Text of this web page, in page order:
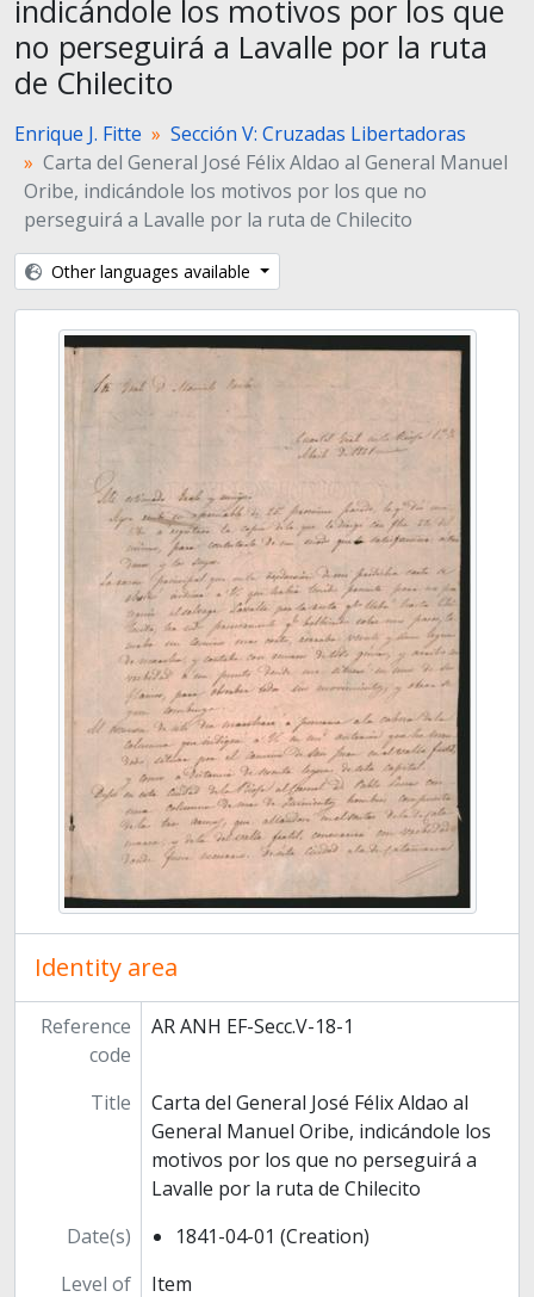
indicándole los motivos por los que
no perseguirá a Lavalle por la ruta
de Chilecito
Enrique J. Fitte
Sección V: Cruzadas Libertadoras
Carta del General José Félix Aldao al General Manuel
Oribe, indicándole los motivos por los que no
perseguirá a Lavalle por la ruta de Chilecito
Other languages available
Identity area
Reference
code
AR ANH EF-Secc.V-18-1
Title
Carta del General José Félix Aldao al
General Manuel Oribe, indicándole los
motivos por los que no perseguirá a
Lavalle por la ruta de Chilecito
Date(s)
1841-04-01 (Creation)
Level of
Item